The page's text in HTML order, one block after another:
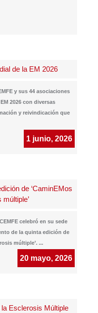
de la EM 2026
y sus 44 asociaciones
2026 con diversas
y reivindicación que
1 junio, 2026
de ‘CaminEMos
celebró en su sede
de la quinta edición de
múltiple’. ...
20 mayo, 2026
Esclerosis Múltiple